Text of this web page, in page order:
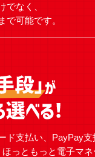
でなく、
で可能です。
ド支払い、PayPay支
っともっと電子マネ